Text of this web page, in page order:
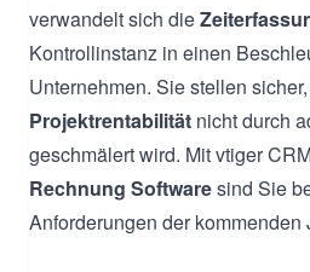
verwandelt sich die
Kontrollinstanz in einen
Unternehmen. Sie stellen
Projektrentabilität nicht durch
geschmälert wird. Mit vtiger
Rechnung Softwaresind Sie
Anforderungen der kommenden